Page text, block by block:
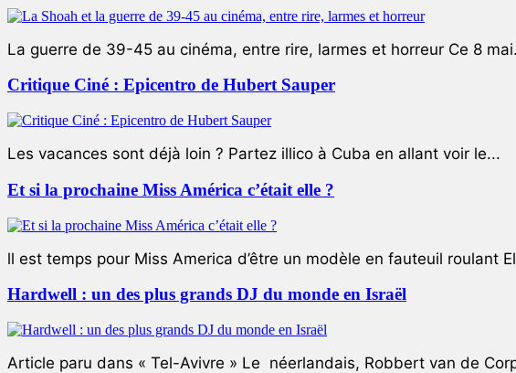
La guerre de 39-45 au cinéma, entre rire, larmes et horreur Ce 8
Critique Ciné : Epicentro de Hubert Sauper
Les vacances sont déjà loin ? Partez illico à Cuba en allant voir le...
Et si la prochaine Miss América c’était elle ?
ll est temps pour Miss America d’être un modèle en fauteuil roulant
Hardwell : un des plus grands DJ du monde en Israël
Article paru dans « Tel-Avivre » Le néerlandais, Robbert van de